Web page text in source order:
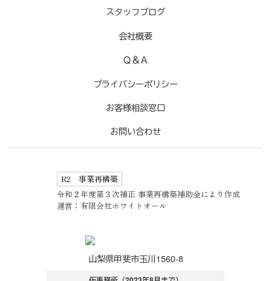
山梨県甲斐市玉川1560-8
スタッフブログ
会社概要
Ｑ＆Ａ
プライバシーポリシー
お客様相談窓口
お問い合わせ
R2 事業再構築
令和２年度第３次補正 事業再構築補助金により作成
運営：有限会社ホワイトオール